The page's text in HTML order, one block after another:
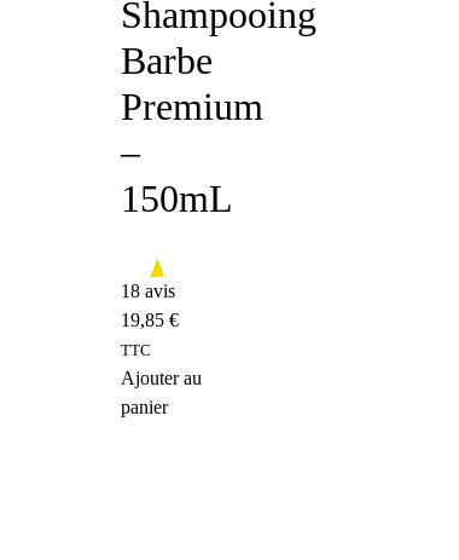
Shampooing
Barbe
Premium
–
150mL
18 avis
19,85€
TTC
Ajouter au
panier